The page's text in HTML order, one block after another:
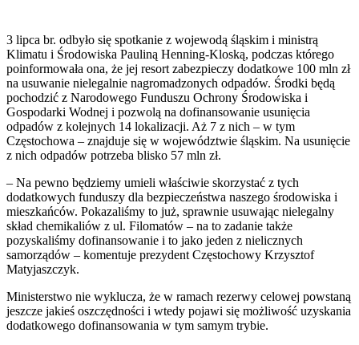
3 lipca br. odbyło się spotkanie z wojewodą śląskim i ministrą
Klimatu i Środowiska Pauliną Henning-Kloską, podczas którego
poinformowała ona, że jej resort zabezpieczy dodatkowe 100 mln zł
na usuwanie nielegalnie nagromadzonych odpadów. Środki będą
pochodzić z Narodowego Funduszu Ochrony Środowiska i
Gospodarki Wodnej i pozwolą na dofinansowanie usunięcia
odpadów z kolejnych 14 lokalizacji. Aż 7 z nich – w tym
Częstochowa – znajduje się w województwie śląskim. Na usunięcie
z nich odpadów potrzeba blisko 57 mln zł.
– Na pewno będziemy umieli właściwie skorzystać z tych
dodatkowych funduszy dla bezpieczeństwa naszego środowiska i
mieszkańców. Pokazaliśmy to już, sprawnie usuwając nielegalny
skład chemikaliów z ul. Filomatów – na to zadanie także
pozyskaliśmy dofinansowanie i to jako jeden z nielicznych
samorządów – komentuje prezydent Częstochowy Krzysztof
Matyjaszczyk.
Ministerstwo nie wyklucza, że w ramach rezerwy celowej powstaną
jeszcze jakieś oszczędności i wtedy pojawi się możliwość uzyskania
dodatkowego dofinansowania w tym samym trybie.